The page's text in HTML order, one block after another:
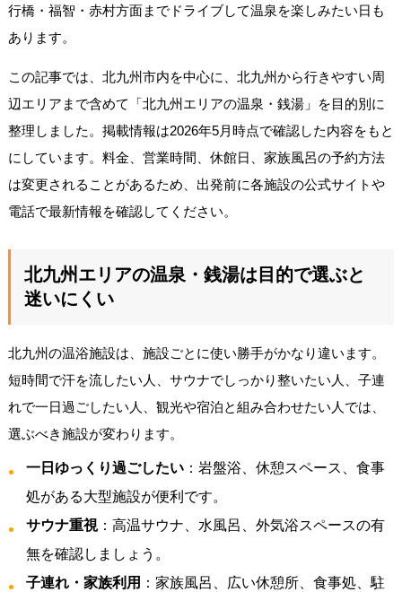
行橋・福智・赤村方面までドライブして温泉を楽しみたい日も
あります。
この記事では、北九州市内を中心に、北九州から行きやすい周
辺エリアまで含めて「北九州エリアの温泉・銭湯」を目的別に
整理しました。掲載情報は2026年5月時点で確認した内容をもと
にしています。料金、営業時間、休館日、家族風呂の予約方法
は変更されることがあるため、出発前に各施設の公式サイトや
電話で最新情報を確認してください。
北九州エリアの温泉・銭湯は目的で選ぶと
迷いにくい
北九州の温浴施設は、施設ごとに使い勝手がかなり違います。
短時間で汗を流したい人、サウナでしっかり整いたい人、子連
れで一日過ごしたい人、観光や宿泊と組み合わせたい人では、
選ぶべき施設が変わります。
一日ゆっくり過ごしたい：岩盤浴、休憩スペース、食事
処がある大型施設が便利です。
サウナ重視：高温サウナ、水風呂、外気浴スペースの有
無を確認しましょう。
子連れ・家族利用 ：家族風呂、広い休憩所、食事処、駐